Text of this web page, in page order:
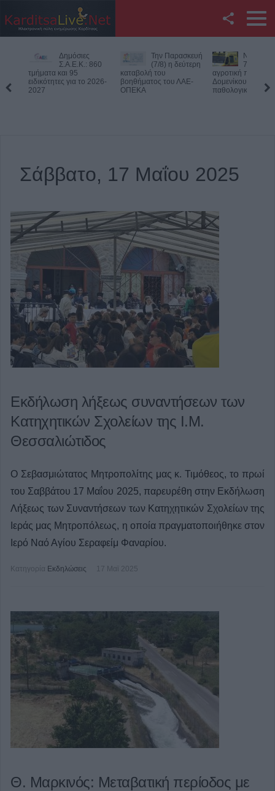
Twitter
YouTube
KarditsaLive.Net
Δημόσιες
Σ.Α.Ε.Κ.: 860
τμήματα και 95
ειδικότητες για το 2026-
2027
Την Παρασκευή
(7/8) η δεύτερη
καταβολή του
βοηθήματος του ΛΑΕ-
ΟΠΕΚΑ
Νεκρός
αγροτική περιοχή
Δομενίκου –
παθολογικό αίτιο
Σάββατο, 17 Μαΐου 2025
Εκδήλωση λήξεως συναντήσεων των
Κατηχητικών Σχολείων της Ι.Μ.
Θεσσαλιώτιδος
Ο Σεβασμιώτατος Μητροπολίτης μας κ. Τιμόθεος, το πρωί
του Σαββάτου 17 Μαΐου 2025, παρευρέθη στην Εκδήλωση
Λήξεως των Συναντήσεων των Κατηχητικών Σχολείων της
Ιεράς μας Μητροπόλεως, η οποία πραγματοποιήθηκε στον
Ιερό Ναό Αγίου Σεραφείμ Φαναρίου.
Κατηγορία Εκδηλώσεις 17 Μαϊ 2025
Θ. Μαρκινός: Μεταβατική περίοδος με